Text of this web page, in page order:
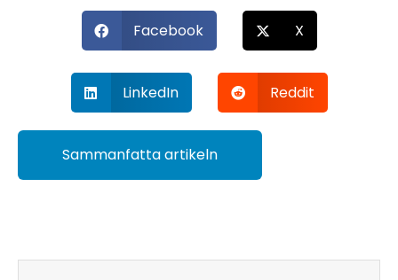
Facebook X
LinkedIn Reddit
Sammanfatta artikeln